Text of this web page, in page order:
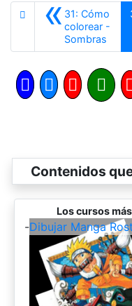
«31: Cómo
colorear -
Sombras
Contenidos
Los cursos
-Dibujar Manga